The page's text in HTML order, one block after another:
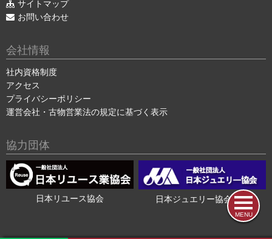
MENU
サイトマップ
お問い合わせ
会社情報
社内資格制度
アクセス
プライバシーポリシー
運営会社・古物営業法の規定に基づく表示
協力団体
日本リユース協会 日本ジュエリー協会会員